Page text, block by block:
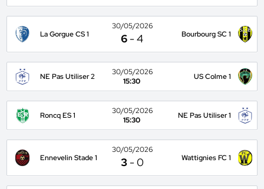
La Gorgue CS 1
30/05/2026
6 -4 Bourbourg SC 1
NE Pas Utiliser 2
30/05/2026
15:30
US Colme 1
Roncq ES 1
30/05/2026
15:30
NE Pas Utiliser 1
Ennevelin Stade 1
30/05/2026
3 -0 Wattignies FC 1